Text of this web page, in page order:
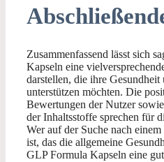
Zusammenfassend lässt sich
Kapseln eine
darstellen, die ihre
unterstützen möchten. Die
Bewertungen der Nutzer
der Inhaltsstoffe sprechen für
Wer auf der Suche nach
ist, das die allgemeine
GLP Formula Kapseln eine